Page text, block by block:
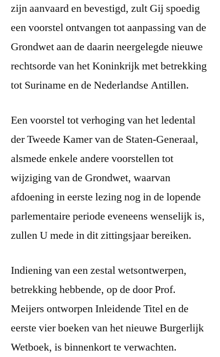
zijn aanvaard en bevestigd, zult Gij spoedig
een voorstel ontvangen tot aanpassing van de
Grondwet aan de daarin neergelegde nieuwe
rechtsorde van het Koninkrijk met betrekking
tot Suriname en de Nederlandse Antillen.
Een voorstel tot verhoging van het ledental
der Tweede Kamer van de Staten-Generaal,
alsmede enkele andere voorstellen tot
wijziging van de Grondwet, waarvan
afdoening in eerste lezing nog in de lopende
parlementaire periode eveneens wenselijk is,
zullen U mede in dit zittingsjaar bereiken.
Indiening van een zestal wetsontwerpen,
betrekking hebbende, op de door Prof.
Meijers ontworpen Inleidende Titel en de
eerste vier boeken van het nieuwe Burgerlijk
Wetboek, is binnenkort te verwachten.